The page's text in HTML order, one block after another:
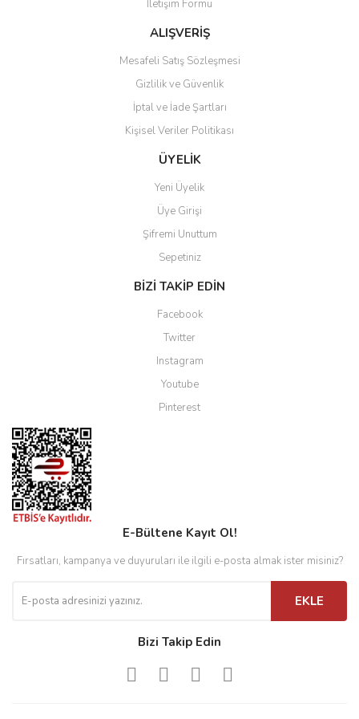
Ürün bilgilerinde hatalar bulunuyor.
Ürün fiyatı diğer sitelerden daha pahalı.
Gönder
İletişim Formu
ALIŞVERİŞ
Mesafeli Satış Sözleşmesi
Gizlilik ve Güvenlik
İptal ve İade Şartları
Kişisel Veriler Politikası
ÜYELİK
Yeni Üyelik
Üye Girişi
Şifremi Unuttum
Sepetiniz
BİZİ TAKİP EDİN
Facebook
Twitter
Instagram
Youtube
Pinterest
E-Bültene Kayıt Ol!
Fırsatları, kampanya ve duyuruları ile ilgili e-posta almak ister misiniz?
EKLE
Bizi Takip Edin